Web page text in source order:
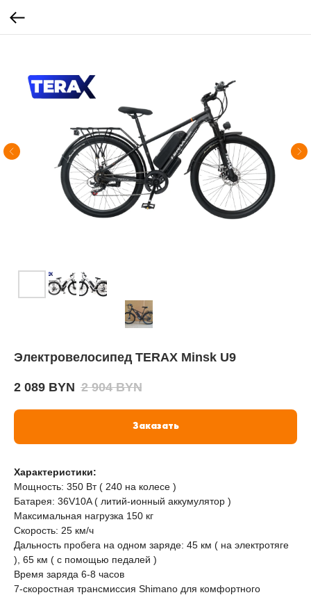
Электровелосипед TERAX Minsk U9
2 089 BYN 2 904 BYN
Заказать
Характеристики:
Мощность: 350 Вт ( 240 на колесе )
Батарея: 36V10A ( литий-ионный аккумулятор )
Максимальная нагрузка 150 кг
Скорость: 25 км/ч
Дальность пробега на одном заряде: 45 км ( на электротяге
), 65 км ( с помощью педалей )
Время заряда 6-8 часов
7-скоростная трансмиссия Shimano для комфортного